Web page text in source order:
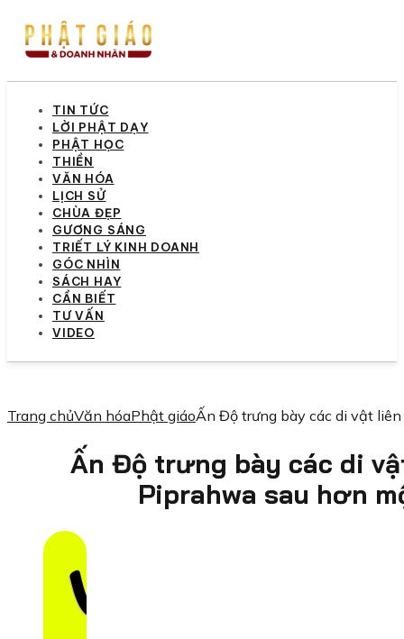
TIN TỨC
LỜI PHẬT DẠY
PHẬT HỌC
THIỀN
VĂN HÓA
LỊCH SỬ
CHÙA ĐẸP
GƯƠNG SÁNG
TRIẾT LÝ KINH DOANH
GÓC NHÌN
SÁCH HAY
CẦN BIẾT
TƯ VẤN
VIDEO
Trang chủVăn hóaPhật giáoẤn Độ trưng bày các di vật
Ấn Độ trưng bày các di
Piprahwa sau hơn